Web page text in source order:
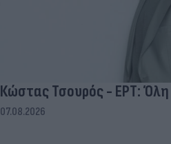
Κώστας Τσουρός - ΕΡΤ:
07.08.2026